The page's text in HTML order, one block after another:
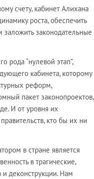
счету, кабинет Алихана
роста, обеспечить
законодательные
рода “нулевой этап”,
кабинета, которому
реформ,
пакет законопроектов,
И от уровня их
кто бы их ни
в стране является
в трагические,
и деконструкции. Нам